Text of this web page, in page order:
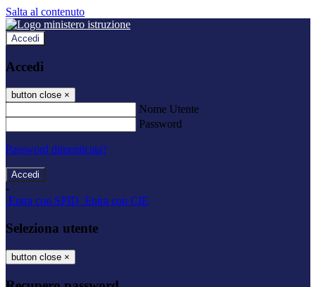
Salta al contenuto
Accedi
Accedi
button close ×
Nome Utente
Password
Password dimenticata?
-
Entra con SPID Entra con CIE
Seleziona utente
button close ×